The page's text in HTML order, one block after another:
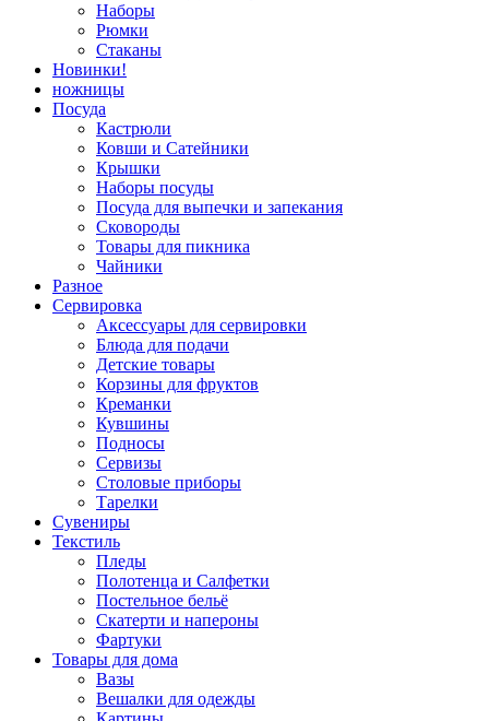
Наборы
Рюмки
Стаканы
Новинки!
ножницы
Посуда
Кастрюли
Ковши и Сатейники
Крышки
Наборы посуды
Посуда для выпечки и запекания
Сковороды
Товары для пикника
Чайники
Разное
Сервировка
Аксессуары для сервировки
Блюда для подачи
Детские товары
Корзины для фруктов
Креманки
Кувшины
Подносы
Сервизы
Столовые приборы
Тарелки
Сувениры
Текстиль
Пледы
Полотенца и Салфетки
Постельное бельё
Скатерти и напероны
Фартуки
Товары для дома
Вазы
Вешалки для одежды